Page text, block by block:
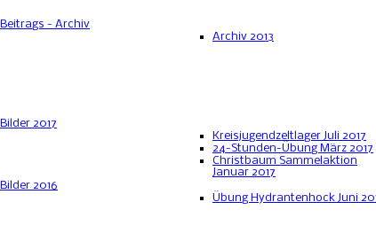
Beitrags - Archiv
Archiv 2013
Bilder 2017
Kreisjugendzeltlager Juli 2017
24-Stunden-Übung März 2017
Christbaum Sammelaktion
Januar 2017
Bilder 2016
Übung Hydrantenhock Juni